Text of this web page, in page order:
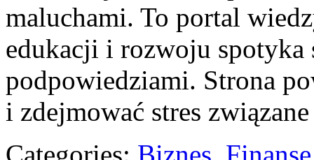
maluchami. To portal
edukacji i rozwoju spotyka
podpowiedziami. Strona
i zdejmować stres
Categories: Biznes,